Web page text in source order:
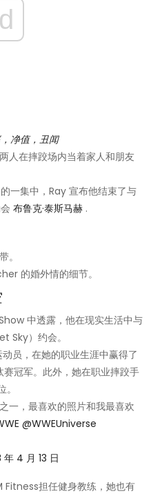
净值，丑闻
人在摔跤场内当着家人和朋友
集中，Ray 宣布他结束了与
布鲁克·泰斯马赫 .
。
的婚外情的细节。
中透露，他在现实生活中与
Sky）约会。
员，在她的职业生涯中赢得了
冠军。此外，她在职业摔跤手
一，最喜欢的照片和我最喜欢
@WWEUniverse
年 4 月 13 日
Fitness担任健身教练，她也有